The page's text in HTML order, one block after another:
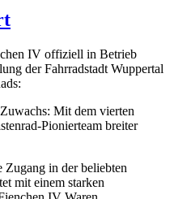
IV offiziell in Betrieb
der Fahrradstadt Wuppertal
Mit dem vierten
Pionierteam breiter
Zugang in der beliebten
mit einem starken